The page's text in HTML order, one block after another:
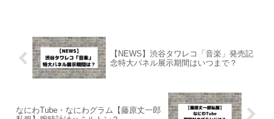
【NEWS】渋谷タワレコ「音楽」発売記
念特大パネル展示期間はいつまで？
なにわTube・なにわグラム【藤原丈一郎